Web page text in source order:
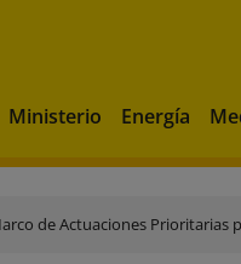
Ministerio Energía
Prioritarias para Recuperar el Mar